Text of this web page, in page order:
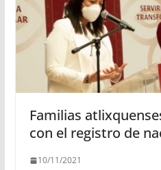
Familias
con el registro de
10/11/2021